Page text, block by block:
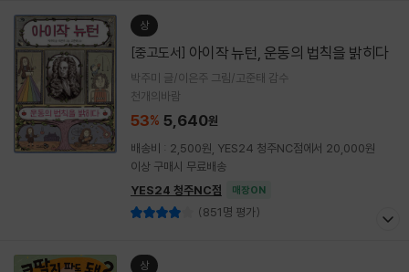
상
[중고도서] 아이작 뉴턴, 운동의 법칙을 밝히다
박주미 글/이은주 그림/고준태 감수
천개의바람
53% 5,640원
배송비 : 2,500원, YES24 청주NC점에서 20,000원
이상 구매시 무료배송
YES24 청주NC점
매장ON
(851명 평가)
상